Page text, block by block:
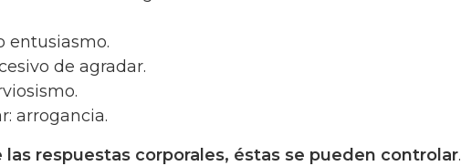
entusiasmo.
de agradar.
arrogancia.
respuestas corporales, éstas se pueden controlar